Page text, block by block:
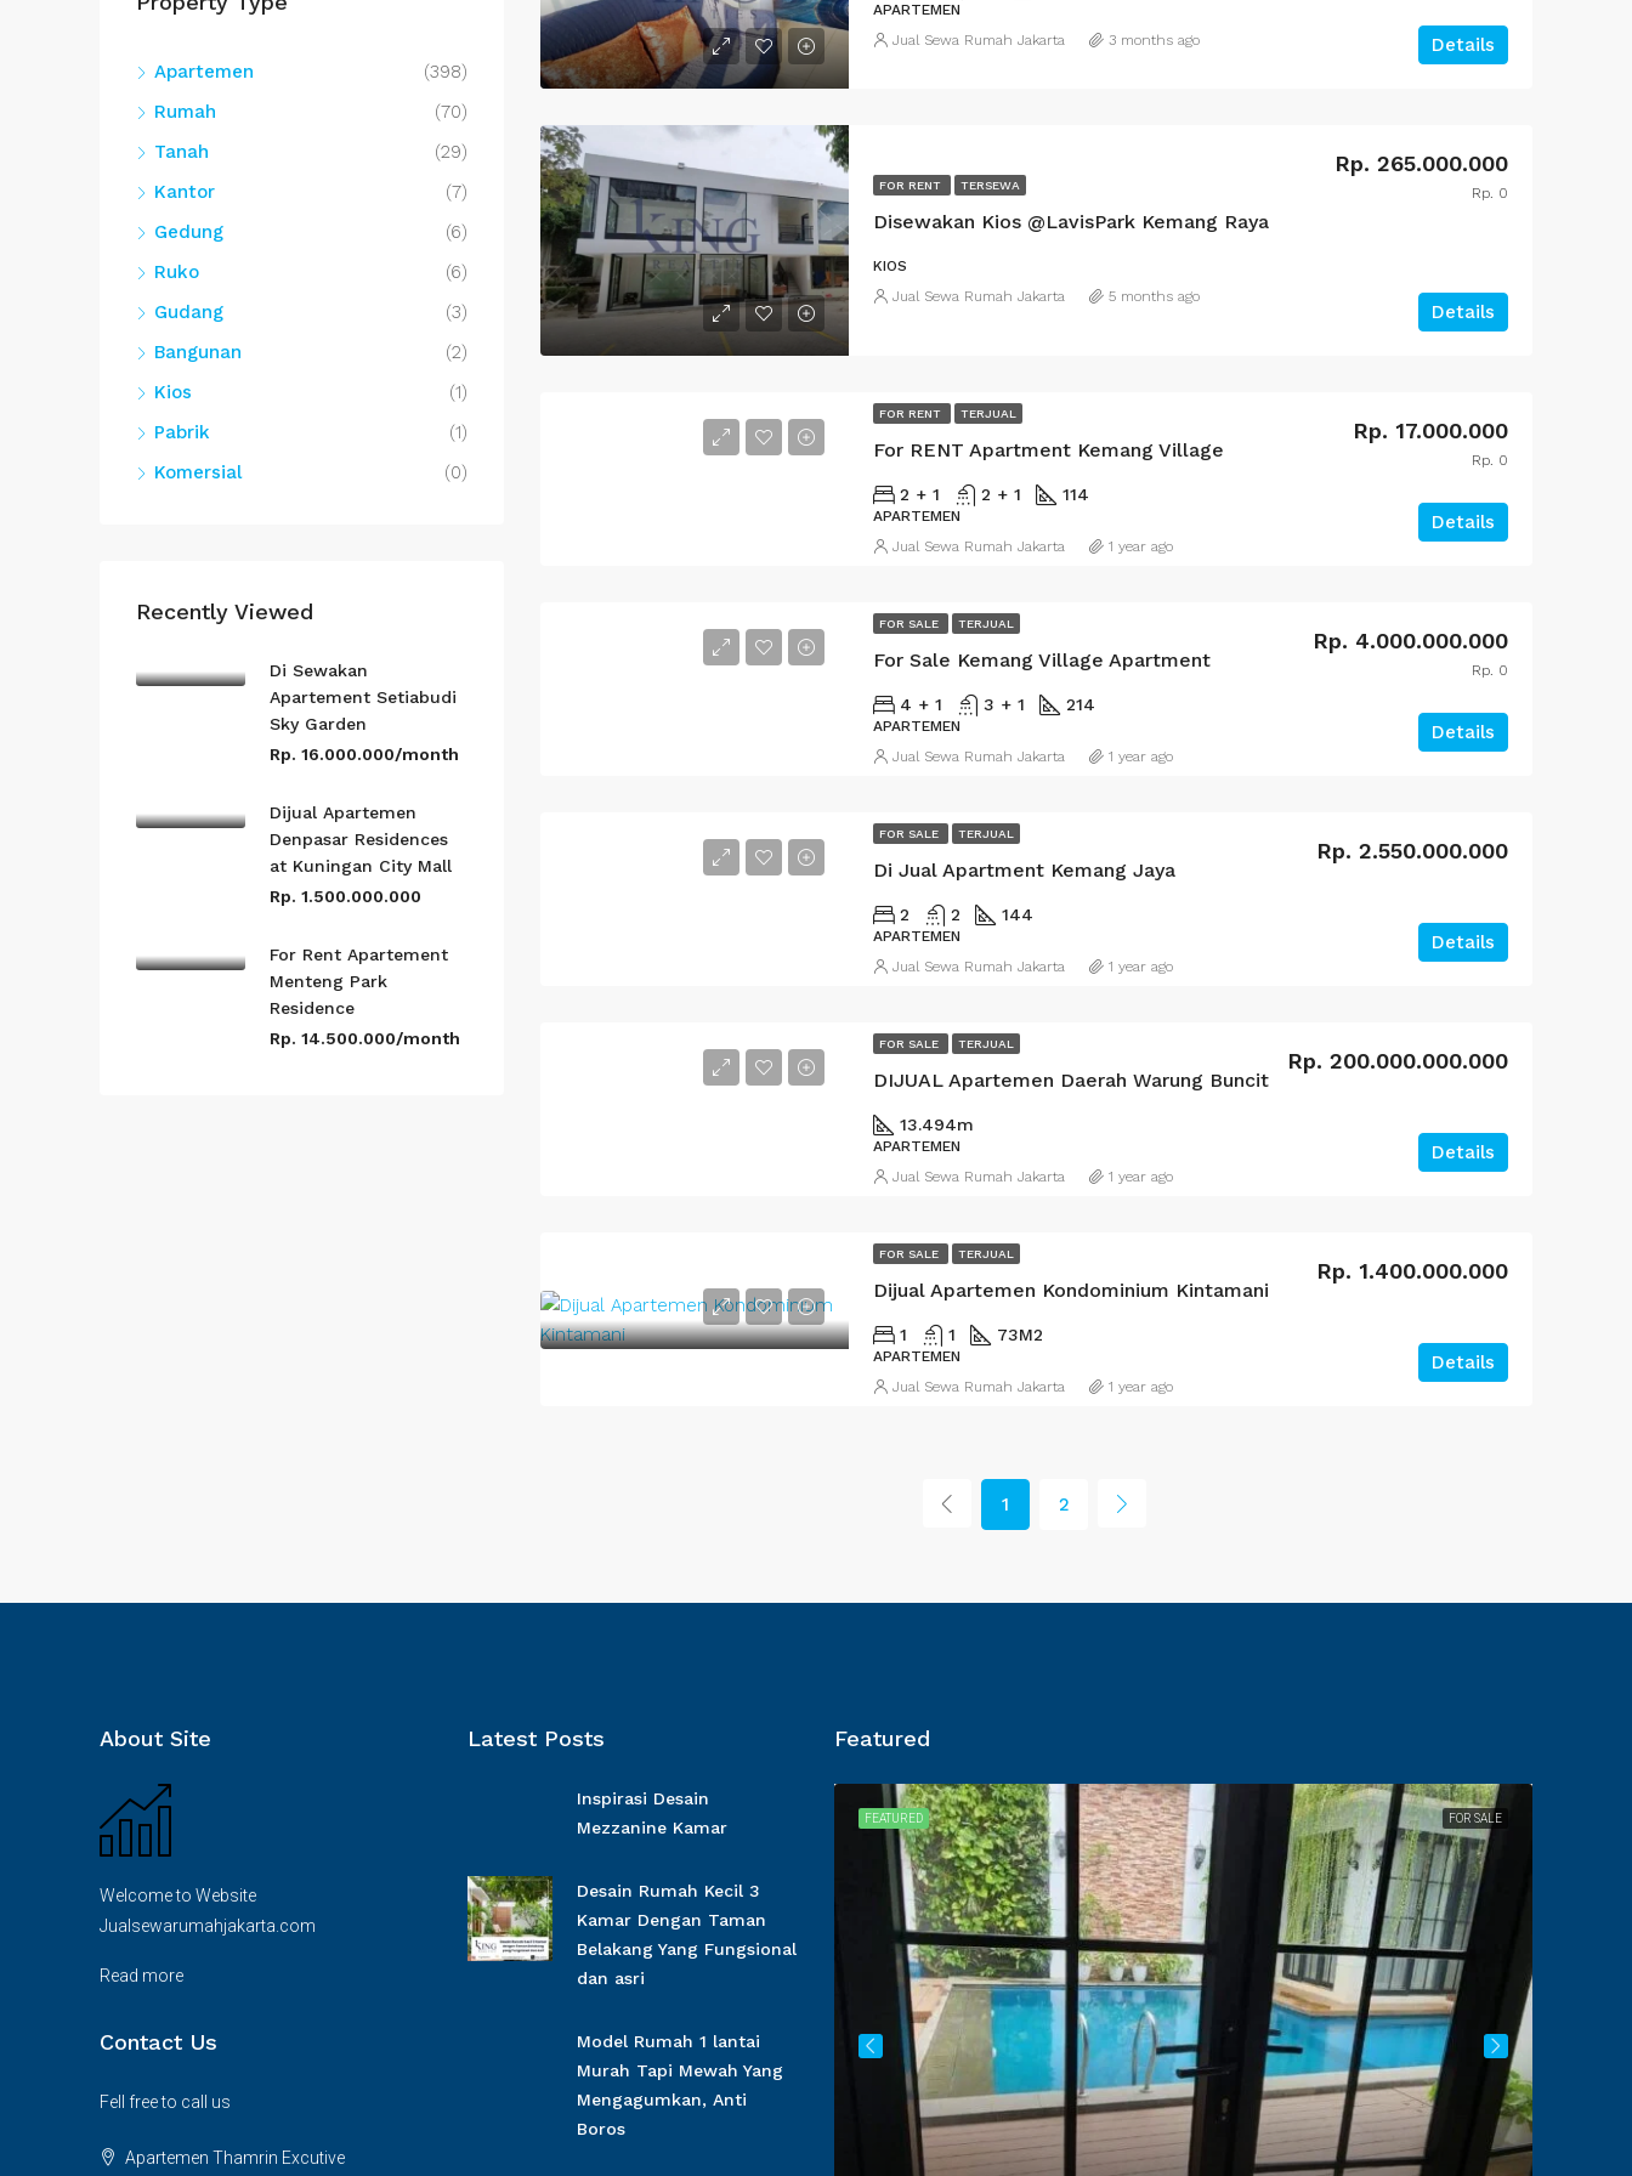
APARTEMEN
Details
Jual Sewa Rumah Jakarta 3 months ago
FOR RENT TERSEWA
Disewakan Kios @LavisPark Kemang Raya
Rp. 265.000.000
Rp. 0
KIOS
Details
Jual Sewa Rumah Jakarta 5 months ago
FOR RENT TERJUAL
For RENT Apartment Kemang Village
Rp. 17.000.000
Rp. 0
2 + 1 2 + 1 114
APARTEMEN Details
Jual Sewa Rumah Jakarta 1 year ago
FOR SALE TERJUAL
For Sale Kemang Village Apartment
Rp. 4.000.000.000
Rp. 0
4 + 1 3 + 1 214
APARTEMEN Details
Jual Sewa Rumah Jakarta 1 year ago
FOR SALE TERJUAL
Di Jual Apartment Kemang Jaya
Rp. 2.550.000.000
2 2 144
APARTEMEN Details
Jual Sewa Rumah Jakarta 1 year ago
FOR SALE TERJUAL
DIJUAL Apartemen Daerah Warung Buncit
Rp. 200.000.000.000
13.494m
APARTEMEN Details
Jual Sewa Rumah Jakarta 1 year ago
FOR SALE TERJUAL
Dijual Apartemen Kondominium Kintamani
Rp. 1.400.000.000
1 1 73M2
APARTEMEN Details
Jual Sewa Rumah Jakarta 1 year ago
1 2
Apartemen
(398)
Rumah
(70)
Tanah
(29)
Kantor
(7)
Gedung
(6)
Ruko
(6)
Gudang
(3)
Bangunan
(2)
Kios
(1)
Pabrik
(1)
Komersial
(0)
Recently Viewed
Di Sewakan
Apartement Setiabudi
Sky Garden
Rp. 16.000.000/month
Dijual Apartemen
Denpasar Residences
at Kuningan City Mall
Rp. 1.500.000.000
For Rent Apartement
Menteng Park
Residence
Rp. 14.500.000/month
About Site
Welcome to Website
Jualsewarumahjakarta.com
Read more
Contact Us
Fell free to call us
Apartemen Thamrin Excutive
Latest Posts
Inspirasi Desain
Mezzanine Kamar
Desain Rumah Kecil 3
Kamar Dengan Taman
Belakang Yang Fungsional
dan asri
Model Rumah 1 lantai
Murah Tapi Mewah Yang
Mengagumkan, Anti
Boros
Featured
Rp. 12.500.000.000/Nego
FOR SALE
FEATURED